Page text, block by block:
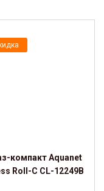
компакт Aquanet
Roll-C CL-12249B